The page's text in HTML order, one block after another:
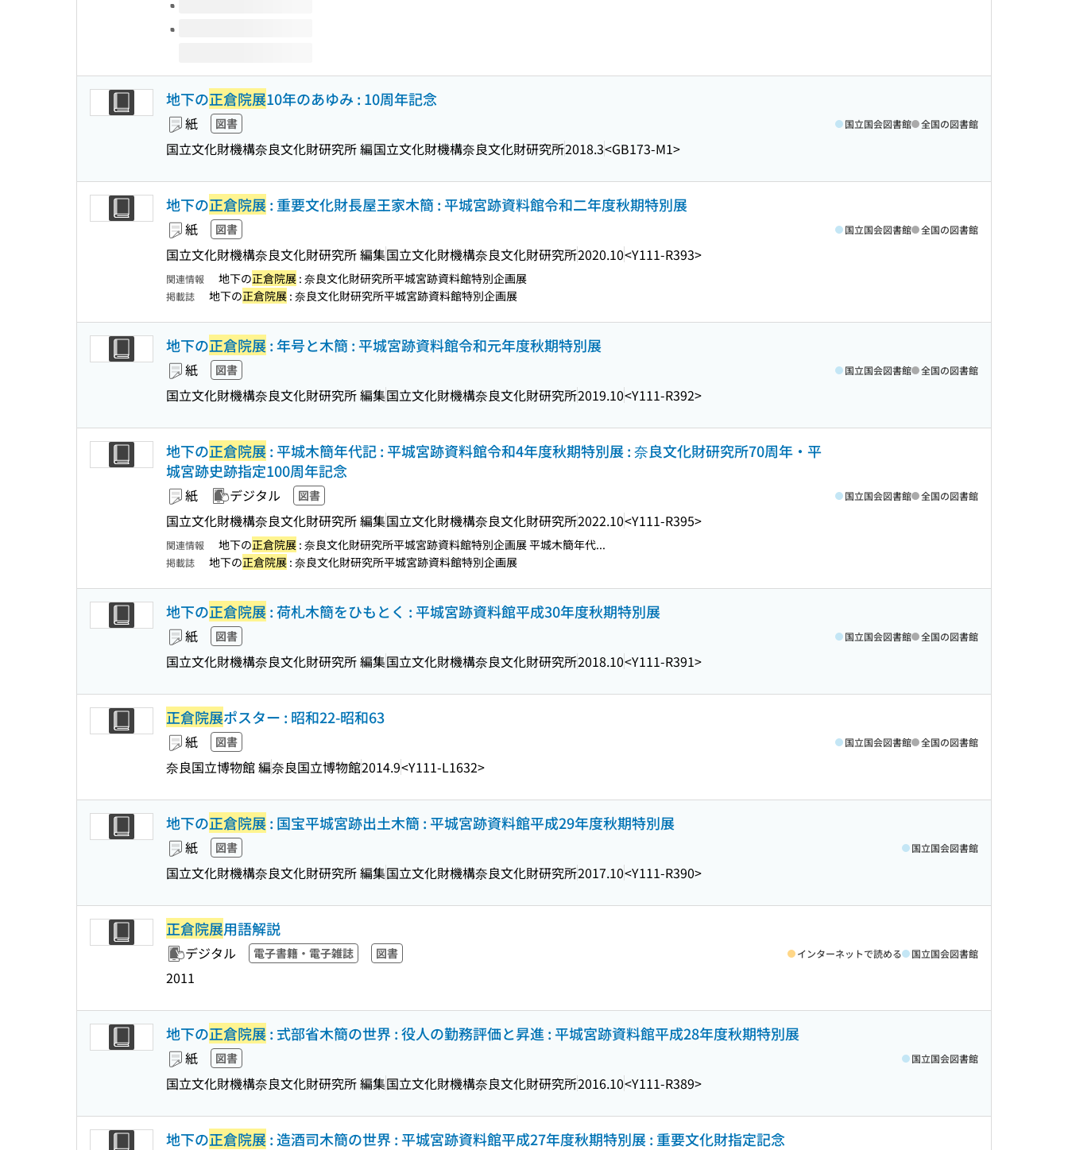
地下の正倉院展10年のあゆみ : 10周年記念
紙 図書
国立文化財機構奈良文化財研究所 編国立文化財機構奈良文化財研究所2018.3<GB173-M1>
国立国会図書館 全国の図書館
地下の正倉院展: 重要文化財長屋王家木簡 : 平城宮跡資料館令和二年度秋期特別展
紙 図書
国立文化財機構奈良文化財研究所 編集国立文化財機構奈良文化財研究所2020.10<Y111-R393>
国立国会図書館 全国の図書館
関連情報 地下の正倉院展 : 奈良文化財研究所平城宮跡資料館特別企画展
掲載誌 地下の正倉院展 : 奈良文化財研究所平城宮跡資料館特別企画展
地下の正倉院展: 年号と木簡 : 平城宮跡資料館令和元年度秋期特別展
紙 図書
国立文化財機構奈良文化財研究所 編集国立文化財機構奈良文化財研究所2019.10<Y111-R392>
国立国会図書館 全国の図書館
地下の正倉院展: 平城木簡年代記 : 平城宮跡資料館令和4年度秋期特別展 : 奈良文化財研究所70周年・平
城宮跡史跡指定100周年記念
紙 デジタル 図書
国立文化財機構奈良文化財研究所 編集国立文化財機構奈良文化財研究所2022.10<Y111-R395>
国立国会図書館 全国の図書館
関連情報 地下の正倉院展 : 奈良文化財研究所平城宮跡資料館特別企画展 平城木簡年代...
掲載誌 地下の正倉院展 : 奈良文化財研究所平城宮跡資料館特別企画展
地下の正倉院展: 荷札木簡をひもとく : 平城宮跡資料館平成30年度秋期特別展
紙 図書
国立文化財機構奈良文化財研究所 編集国立文化財機構奈良文化財研究所2018.10<Y111-R391>
国立国会図書館 全国の図書館
正倉院展ポスター : 昭和22-昭和63
紙 図書
奈良国立博物館 編奈良国立博物館2014.9<Y111-L1632>
国立国会図書館 全国の図書館
地下の正倉院展: 国宝平城宮跡出土木簡 : 平城宮跡資料館平成29年度秋期特別展
紙 図書
国立文化財機構奈良文化財研究所 編集国立文化財機構奈良文化財研究所2017.10<Y111-R390>
国立国会図書館
正倉院展用語解説
デジタル 電子書籍・電子雑誌 図書
2011
インターネットで読める 国立国会図書館
地下の正倉院展: 式部省木簡の世界 : 役人の勤務評価と昇進 : 平城宮跡資料館平成28年度秋期特別展
紙 図書
国立文化財機構奈良文化財研究所 編集国立文化財機構奈良文化財研究所2016.10<Y111-R389>
国立国会図書館
地下の正倉院展: 造酒司木簡の世界 : 平城宮跡資料館平成27年度秋期特別展 : 重要文化財指定記念